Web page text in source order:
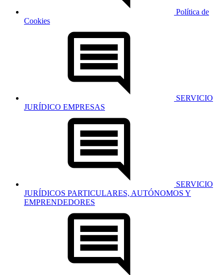
Política de
Cookies
SERVICIO
JURÍDICO EMPRESAS
SERVICIO
JURÍDICOS PARTICULARES, AUTÓNOMOS Y
EMPRENDEDORES